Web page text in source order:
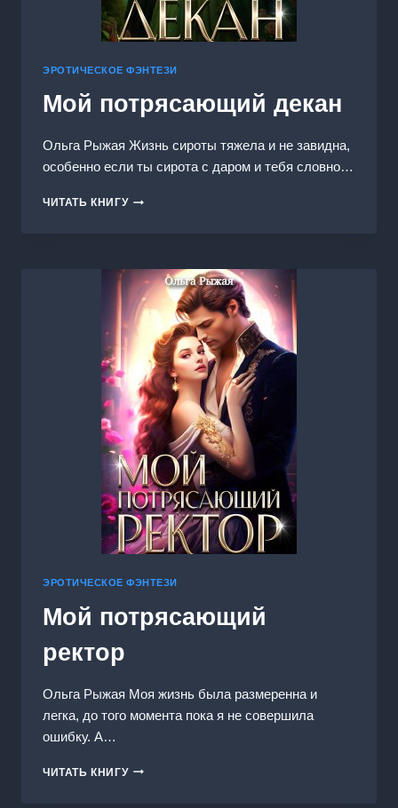
ЭРОТИЧЕСКОЕ ФЭНТЕЗИ
Мой потрясающий декан
Ольга Рыжая Жизнь сироты тяжела и не завидна,
особенно если ты сирота с даром и тебя словно…
ЧИТАТЬ КНИГУМОЙ
ЭРОТИЧЕСКОЕ ФЭНТЕЗИ
Мой потрясающий
ректор
Ольга Рыжая Моя жизнь была размеренна и
легка, до того момента пока я не совершила
ошибку. А…
ЧИТАТЬ КНИГУМОЙ